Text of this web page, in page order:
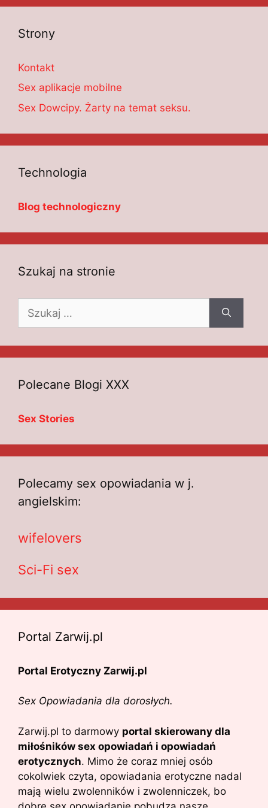
Strony
Kontakt
Sex aplikacje mobilne
Sex Dowcipy. Żarty na temat seksu.
Technologia
Blog technologiczny
Szukaj na stronie
Polecane Blogi XXX
Sex Stories
Polecamy sex opowiadania w j.
angielskim:
wifelovers
Sci-Fi sex
Portal Zarwij.pl
Portal Erotyczny Zarwij.pl
Sex Opowiadania dla dorosłych.
Zarwij.pl to darmowy portal skierowany dla
miłośników sex opowiadań i opowiadań
erotycznych. Mimo że coraz mniej osób
cokolwiek czyta, opowiadania erotyczne nadal
mają wielu zwolenników i zwolenniczek, bo